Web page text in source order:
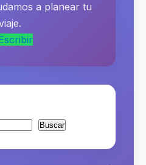
a planear tu
Buscar